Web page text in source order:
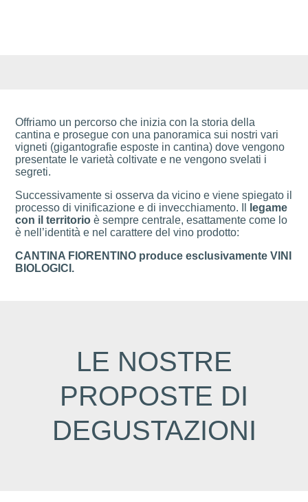
Offriamo un percorso che inizia con la storia della
cantina e prosegue con una panoramica sui nostri vari
vigneti (gigantografie esposte in cantina) dove vengono
presentate le varietà coltivate e ne vengono svelati i
segreti.
Successivamente si osserva da vicino e viene spiegato il
processo di vinificazione e di invecchiamento. Il
legame
con il territorio è sempre centrale, esattamente come lo
è nell’identità e nel carattere del vino prodotto:
CANTINA FIORENTINO produce esclusivamente VINI
BIOLOGICI.
LE NOSTRE
PROPOSTE DI
DEGUSTAZIONI